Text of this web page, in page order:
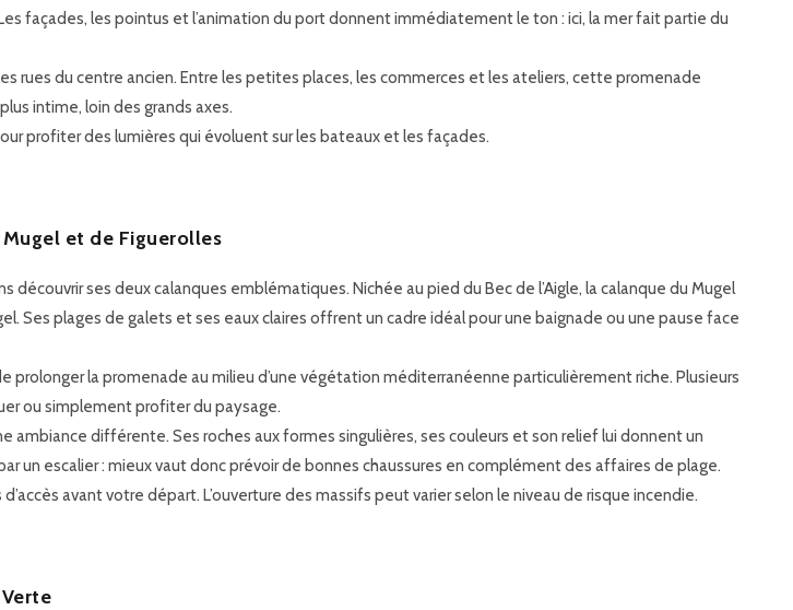
façades, les pointus et l’animation du port donnent immédiatement le ton : ici, la mer fait partie du
rues du centre ancien. Entre les petites places, les commerces et les ateliers, cette promenade
intime, loin des grands axes.
profiter des lumières qui évoluent sur les bateaux et les façades.
et de Figuerolles
découvrir ses deux calanques emblématiques. Nichée au pied du Bec de l’Aigle, la calanque du Mugel
Ses plages de galets et ses eaux claires offrent un cadre idéal pour une baignade ou une pause face
prolonger la promenade au milieu d’une végétation méditerranéenne particulièrement riche. Plusieurs
ou simplement profiter du paysage.
ambiance différente. Ses roches aux formes singulières, ses couleurs et son relief lui donnent un
un escalier : mieux vaut donc prévoir de bonnes chaussures en complément des affaires de plage.
avant votre départ. L’ouverture des massifs peut varier selon le niveau de risque incendie.